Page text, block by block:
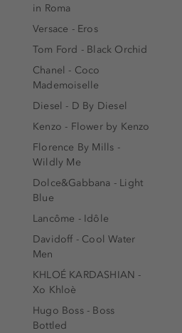
in Roma
Versace - Eros
Tom Ford - Black Orchid
Chanel - Coco
Mademoiselle
Diesel - D By Diesel
Kenzo - Flower by Kenzo
Florence By Mills -
Wildly Me
Dolce&Gabbana - Light
Blue
Lancôme - Idôle
Davidoff - Cool Water
Men
KHLOÉ KARDASHIAN -
Xo Khloè
Hugo Boss - Boss
Bottled